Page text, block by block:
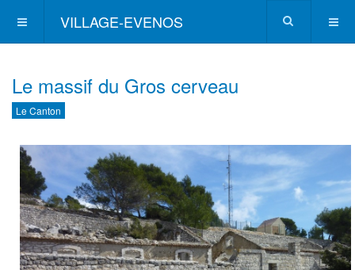
VILLAGE-EVENOS
Le massif du Gros cerveau
Le Canton